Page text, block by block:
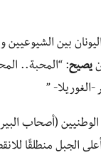
بين الشيوعيين
يصيح: “المحبة..
-الغوريلا- ”
(أصحاب
الجبل منطلقًا